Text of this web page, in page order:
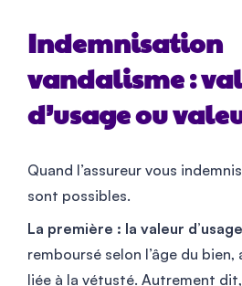
Indemnisation
vandalisme :
d’usage ou
Quand l’assureur vous
sont possibles.
La première : la valeur
remboursé selon l’âge du
liée à la vétusté. Autrement